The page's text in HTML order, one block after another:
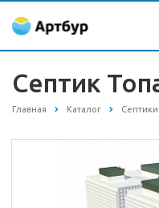
Септик
Главная Каталог Септики